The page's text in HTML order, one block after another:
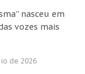
nasceu em
vozes mais
de 2026